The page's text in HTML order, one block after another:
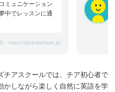
ミュニケーション
中でレッスンに通
： https://globalathlete.jp/
チアスクールでは、チア初心者で
かしながら楽しく自然に英語を学